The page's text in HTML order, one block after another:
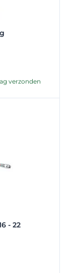
verzonden
- 22